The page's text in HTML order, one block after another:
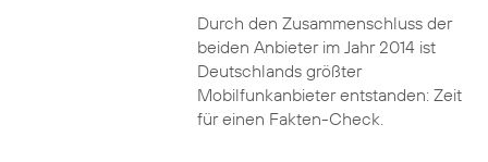
Durch den Zusammenschluss der
beiden Anbieter im Jahr 2014 ist
Deutschlands größter
Mobilfunkanbieter entstanden: Zeit
für einen Fakten-Check.